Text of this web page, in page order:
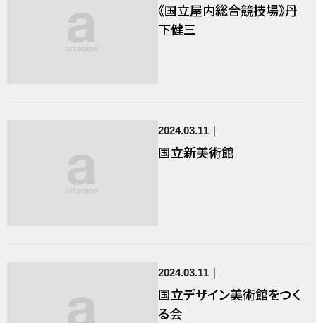
《国立屋内総合競技場》丹
下健三
2024.03.11
国立新美術館
2024.03.11
国立デザイン美術館をつく
る会